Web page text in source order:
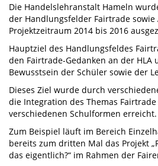
Die Handelslehranstalt Hameln
der Handlungsfelder Fairtrade
Projektzeitraum 2014 bis 2016
Hauptziel des Handlungsfeldes
den Fairtrade-Gedanken an der HLA
Bewusstsein der Schüler sowie der
Dieses Ziel wurde durch
die Integration des Themas
verschiedenen Schulformen erreicht.
Zum Beispiel läuft im Bereich
bereits zum dritten Mal das Projekt
das eigentlich?“ im Rahmen der